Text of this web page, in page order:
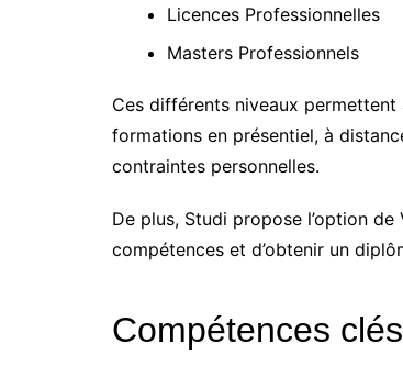
Licences Professionnelles
Masters Professionnels
Ces différents niveaux
formations en présentiel, à
contraintes personnelles.
De plus, Studi propose l’option
compétences et d’obtenir un
Compétences